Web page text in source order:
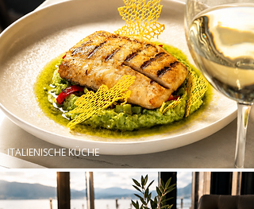
ITALIENISCHE KÜCHE